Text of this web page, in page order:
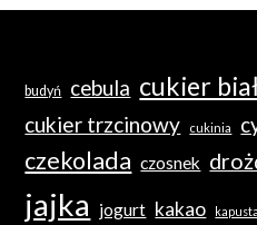
budyń cebula cukier
cukier trzcinowy cukinia
czekolada czosnek
jajka jogurt kakao kapusta